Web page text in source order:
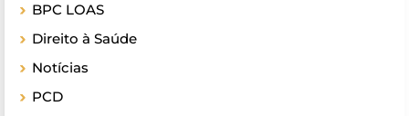
BPC LOAS
Direito à Saúde
Notícias
PCD